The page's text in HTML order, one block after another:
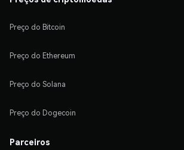
Preço do Bitcoin
Preço do Ethereum
Preço do Solana
Preço do Dogecoin
Parceiros